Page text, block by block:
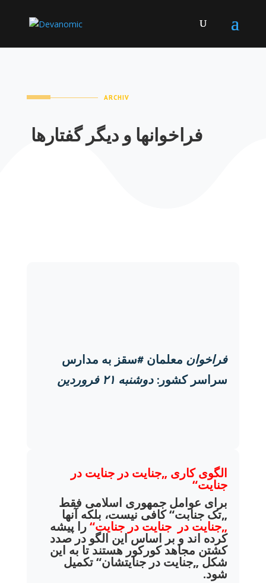
ARCHIV
فراخوانها و دیگر گفتارها
فراخوان معلمان #سقز به مدارس
سراسر کشور: دوشنبه ۲۱ فروردین
الگوی کاری „جنایت در جنایت در
جنایت“
برای عوامل جمهوری اسلامی فقط
„تک جنابت“ کافی نیست، بلکه آنها
„جنایت در جنایت در جنایت“را پیشه
کرده اند و بر اساس این الگو در صدد
کشتن مجاهد کورکور هستند تا به این
شکل „جنایت در جنایتشان“ تکمیل
شود.